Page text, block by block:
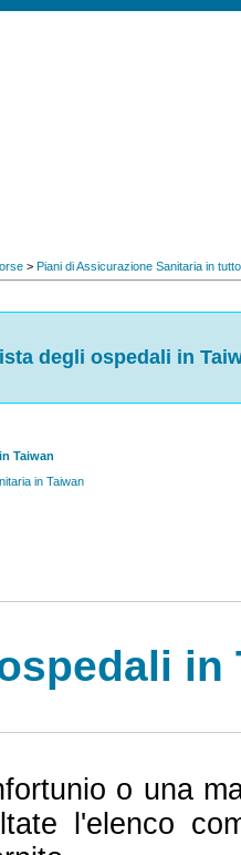
> Piani di Assicurazione Sanitaria in
degli ospedali in
Taiwan
in Taiwan
in
o una
l'elenco